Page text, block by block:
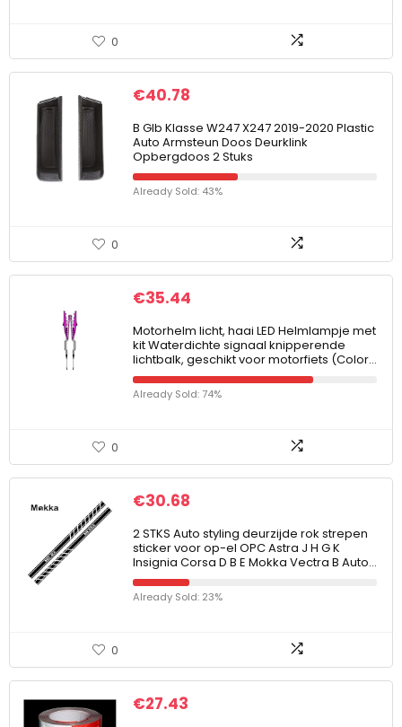
0
€40.78
B Glb Klasse W247 X247 2019-2020 Plastic
Auto Armsteun Doos Deurklink
Opbergdoos 2 Stuks
Already Sold: 43%
0
€35.44
Motorhelm licht, haai LED Helmlampje met
kit Waterdichte signaal knipperende
lichtbalk, geschikt voor motorfiets (Color…
Already Sold: 74%
0
€30.68
2 STKS Auto styling deurzijde rok strepen
sticker voor op-el OPC Astra J H G K
Insignia Corsa D B E Mokka Vectra B Auto…
Already Sold: 23%
0
€27.43